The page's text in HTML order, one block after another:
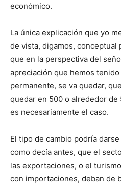
económico.
La única explicación que yo
de vista, digamos, conceptual
que en la perspectiva del
apreciación que hemos
permanente, se va quedar,
quedar en 500 o alrededor de
es necesariamente el caso.
El tipo de cambio podría
como decía antes, que el
las exportaciones, o el
con importaciones, deban de